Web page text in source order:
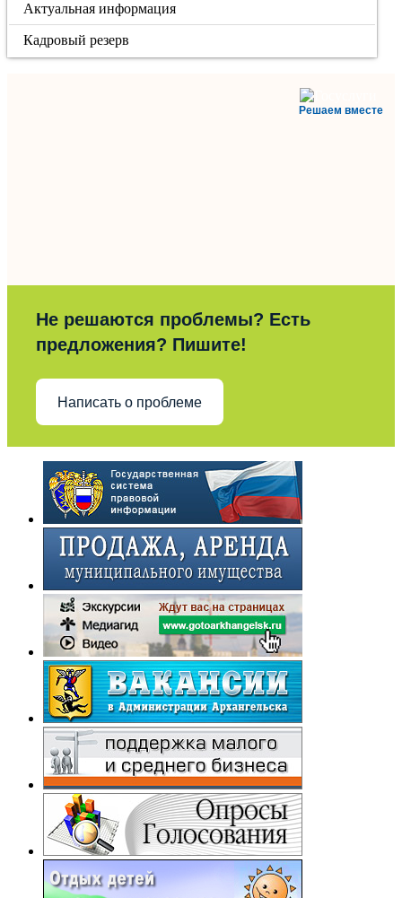
Актуальная информация
Кадровый резерв
Решаем вместе
Не решаются проблемы? Есть
предложения? Пишите!
Написать о проблеме